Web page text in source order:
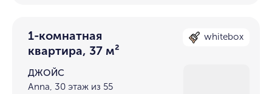
1-комнатная
квартира, 37 м²
whitebox
ДЖОЙС
Anna, 30 этаж из 55